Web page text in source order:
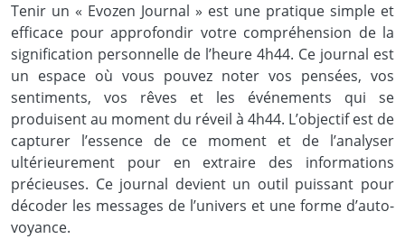
Tenir un « Evozen Journal » est une pratique simple et
efficace pour approfondir votre compréhension de la
signification personnelle de l’heure 4h44. Ce journal est
un espace où vous pouvez noter vos pensées, vos
sentiments, vos rêves et les événements qui se
produisent au moment du réveil à 4h44. L’objectif est de
capturer l’essence de ce moment et de l’analyser
ultérieurement pour en extraire des informations
précieuses. Ce journal devient un outil puissant pour
décoder les messages de l’univers et une forme d’auto-
voyance.